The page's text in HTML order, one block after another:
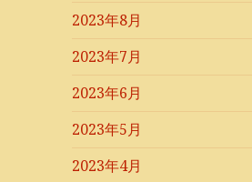
2023年8月
2023年7月
2023年6月
2023年5月
2023年4月